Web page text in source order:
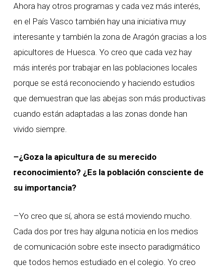
Ahora hay otros programas y cada vez más interés,
en el País Vasco también hay una iniciativa muy
interesante y también la zona de Aragón gracias a los
apicultores de Huesca. Yo creo que cada vez hay
más interés por trabajar en las poblaciones locales
porque se está reconociendo y haciendo estudios
que demuestran que las abejas son más productivas
cuando están adaptadas a las zonas donde han
vivido siempre.
–¿Goza la apicultura de su merecido
reconocimiento? ¿Es la población consciente de
su importancia?
–Yo creo que sí, ahora se está moviendo mucho.
Cada dos por tres hay alguna noticia en los medios
de comunicación sobre este insecto paradigmático
que todos hemos estudiado en el colegio. Yo creo